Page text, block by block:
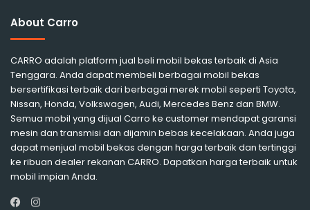
About Carro
CARRO adalah platform jual beli mobil bekas terbaik di Asia
Tenggara. Anda dapat membeli berbagai mobil bekas
bersertifikasi terbaik dari berbagai merek mobil seperti Toyota,
Nissan, Honda, Volkswagen, Audi, Mercedes Benz dan BMW.
Semua mobil yang dijual Carro ke customer mendapat garansi
mesin dan transmisi dan dijamin bebas kecelakaan. Anda juga
dapat menjual mobil bekas dengan harga terbaik dan tertinggi
ke ribuan dealer rekanan CARRO. Dapatkan harga terbaik untuk
mobil impian Anda.
Instagram